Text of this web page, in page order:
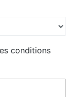
conditions